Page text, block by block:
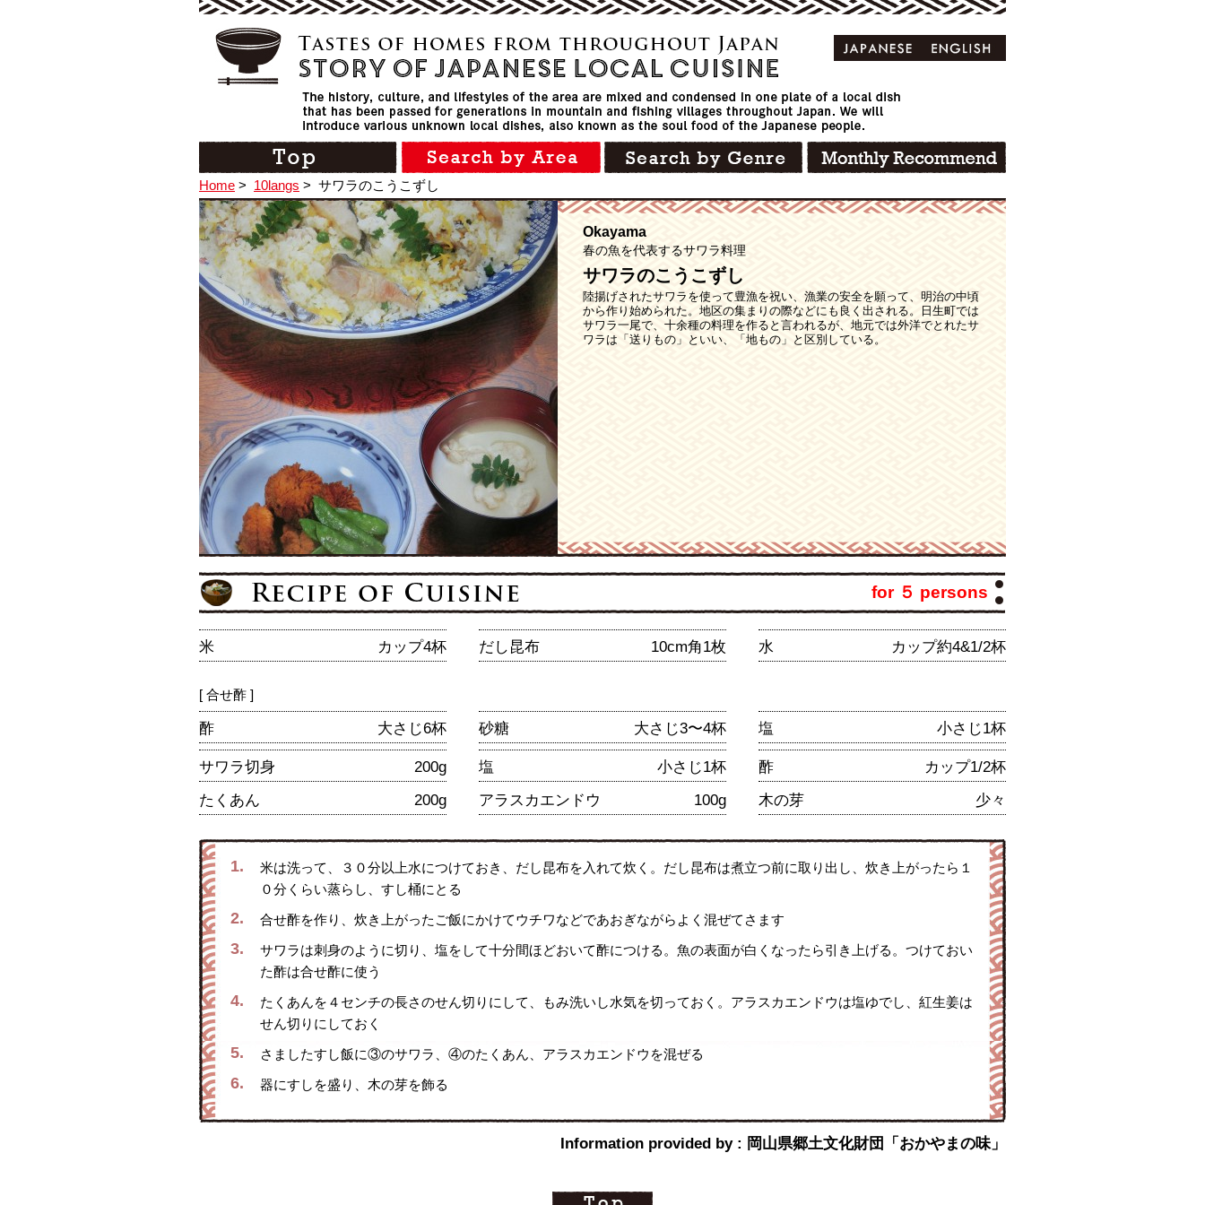
Home > 10langs > サワラのこうこずし
Okayama
春の魚を代表するサワラ料理
サワラのこうこずし
陸揚げされたサワラを使って豊漁を祝い、漁業の安全を願って、明治の中頃
から作り始められた。地区の集まりの際などにも良く出される。日生町では
サワラ一尾で、十余種の料理を作ると言われるが、地元では外洋でとれたサ
ワラは「送りもの」といい、「地もの」と区別している。
for ５ persons
米 カップ4杯 だし昆布 10cm角1枚 水 カップ約4&1/2杯
[ 合せ酢 ]
酢 大さじ6杯 砂糖 大さじ3〜4杯 塩 小さじ1杯
サワラ切身 200g 塩 小さじ1杯 酢
カップ1/2杯
たくあん
200g アラスカエンドウ 100g 木の芽 少々
1.
米は洗って、３０分以上水につけておき、だし昆布を入れて炊く。だし昆布は煮立つ前に取り出し、炊き上がったら１
０分くらい蒸らし、すし桶にとる
2. 合せ酢を作り、炊き上がったご飯にかけてウチワなどであおぎながらよく混ぜてさます
3.
サワラは刺身のように切り、塩をして十分間ほどおいて酢につける。魚の表面が白くなったら引き上げる。つけておい
た酢は合せ酢に使う
4.
たくあんを４センチの長さのせん切りにして、もみ洗いし水気を切っておく。アラスカエンドウは塩ゆでし、紅生姜は
せん切りにしておく
5. さましたすし飯に③のサワラ、④のたくあん、アラスカエンドウを混ぜる
6. 器にすしを盛り、木の芽を飾る
Information provided by : 岡山県郷土文化財団「おかやまの味」